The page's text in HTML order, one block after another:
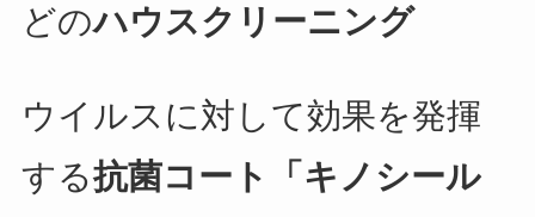
どのハウスクリーニング
ウイルスに対して効果を発揮
する抗菌コート「キノシール